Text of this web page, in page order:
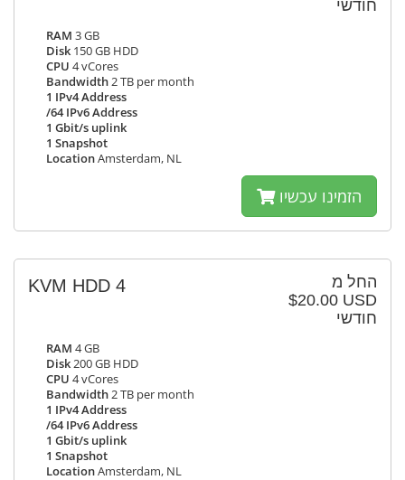
חודשי
RAM 3 GB
Disk 150 GB HDD
CPU 4 vCores
Bandwidth2 TB per month
1 IPv4 Address
/64 IPv6 Address
1 Gbit/s uplink
1 Snapshot
LocationAmsterdam, NL
הזמינו עכשיו
החל מ
$20.00 USD
חודשי
KVM HDD 4
RAM 4 GB
Disk200 GB HDD
CPU 4 vCores
Bandwidth2 TB per month
1 IPv4 Address
/64 IPv6 Address
1 Gbit/s uplink
1 Snapshot
LocationAmsterdam, NL